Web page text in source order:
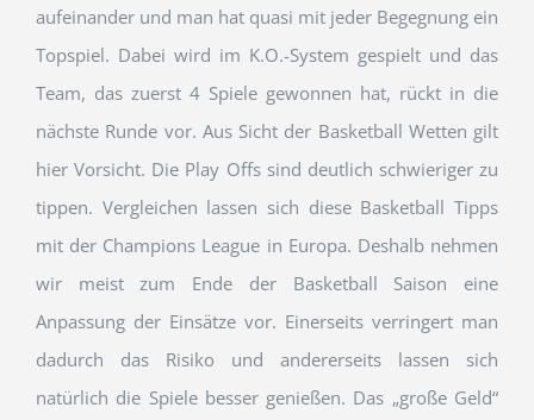
aufeinander und man hat quasi mit jeder Begegnung ein
Topspiel. Dabei wird im K.O.-System gespielt und das
Team, das zuerst 4 Spiele gewonnen hat, rückt in die
nächste Runde vor. Aus Sicht der Basketball Wetten gilt
hier Vorsicht. Die Play Offs sind deutlich schwieriger zu
tippen. Vergleichen lassen sich diese Basketball Tipps
mit der Champions League in Europa. Deshalb nehmen
wir meist zum Ende der Basketball Saison eine
Anpassung der Einsätze vor. Einerseits verringert man
dadurch das Risiko und andererseits lassen sich
natürlich die Spiele besser genießen. Das „große Geld“